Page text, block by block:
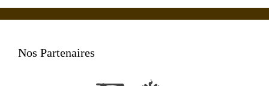
Nos Partenaires